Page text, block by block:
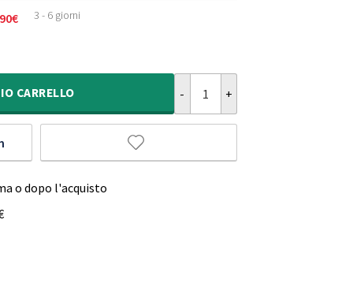
€ 3 - 6 giorni
CARRELLO
o dopo l'acquisto